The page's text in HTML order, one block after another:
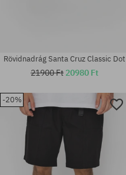
Elérhető méretek:
32; 34; 36
Rövidnadrág Santa Cruz Classic Dot
21900 Ft 20980 Ft
-20%